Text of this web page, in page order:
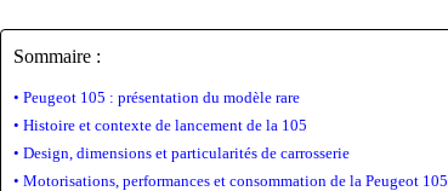
Sommaire :
Peugeot 105 : présentation du modèle rare
Histoire et contexte de lancement de la 105
Design, dimensions et particularités de carrosserie
Motorisations, performances et consommation de la Peugeot 105